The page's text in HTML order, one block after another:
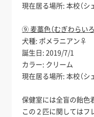
現在居る場所: 本校（シ
⑨ 麦藁色（むぎわらい
犬種: ポメラニアン♀
誕生日: 2019/7/1
カラー: クリーム
現在居る場所: 本校（シ
保健室には全盲の飴色
この２匹に関してはフ